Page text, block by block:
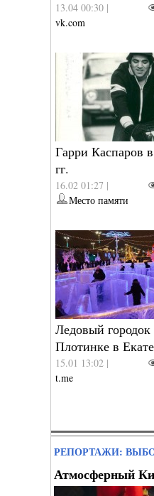
13.04 00:30 |
vk.com
Гарри Каспаров
гг.
16.02 01:27 |
Место памяти
Ледовый городок
Плотинке в
15.01 13:02 |
t.me
РЕПОРТАЖИ:
Атмосферный